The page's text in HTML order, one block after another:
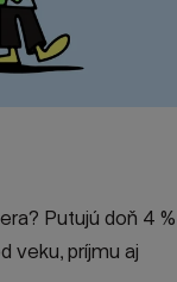
Putujú doň 4 %
veku, príjmu aj